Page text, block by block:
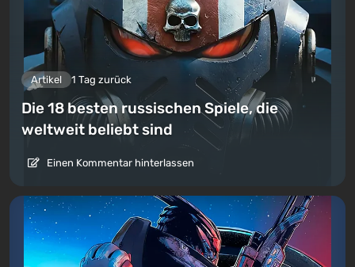
Artikel 1 Tag zurück
Die 18 besten russischen Spiele, die
weltweit beliebt sind
Einen Kommentar hinterlassen